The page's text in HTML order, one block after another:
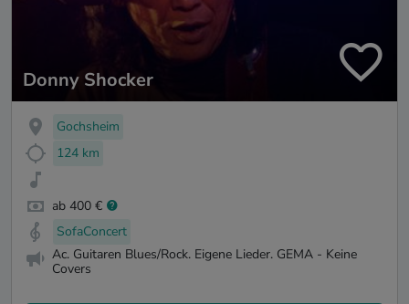
Donny Shocker
Gochsheim
124 km
ab 400 €
SofaConcert
Ac. Guitaren Blues/Rock. Eigene Lieder. GEMA - Keine
Covers